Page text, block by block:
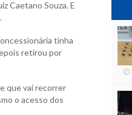
Caetano Souza. E
tinha
retirou por
que vai recorrer
o acesso dos